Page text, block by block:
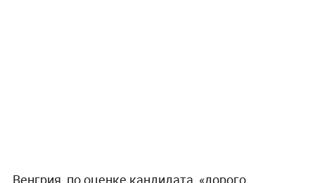
Венгрия, по оценке кандидата, «дорого